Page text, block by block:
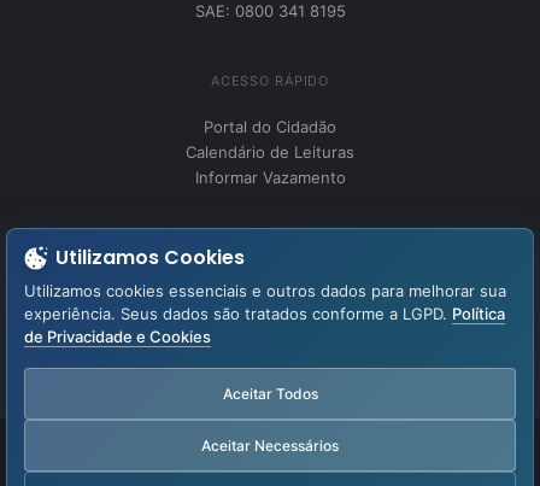
SAE: 0800 341 8195
ACESSO RÁPIDO
Portal do Cidadão
Calendário de Leituras
Informar Vazamento
Perguntas Frequentes
Fale Conosco
LGPD – Lei Geral de Proteção de Dados
Aviso de Privacidade
Utilizamos Cookies
Utilizamos cookies essenciais e outros dados para melhorar sua
experiência. Seus dados são tratados conforme a LGPD. Política
de Privacidade e Cookies
Aceitar Todos
Aceitar Necessários